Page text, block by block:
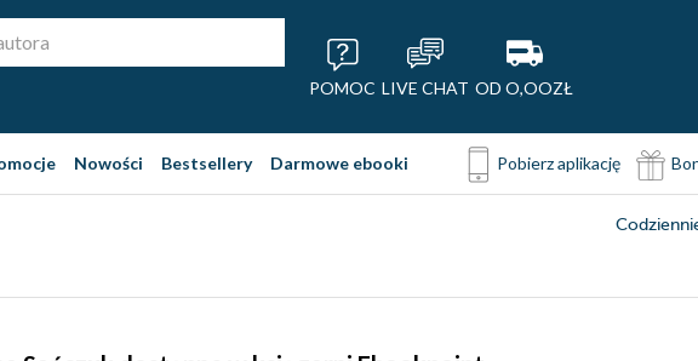
POMOC LIVE CHAT OD O,OOZŁ
Nowości Bestsellery Darmowe ebooki Pobierz aplikację